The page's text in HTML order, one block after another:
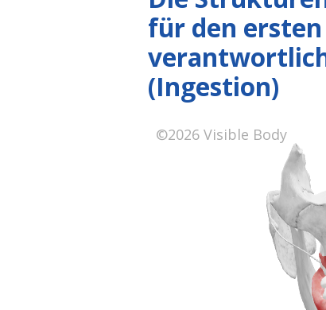
für den
(Ingestion)